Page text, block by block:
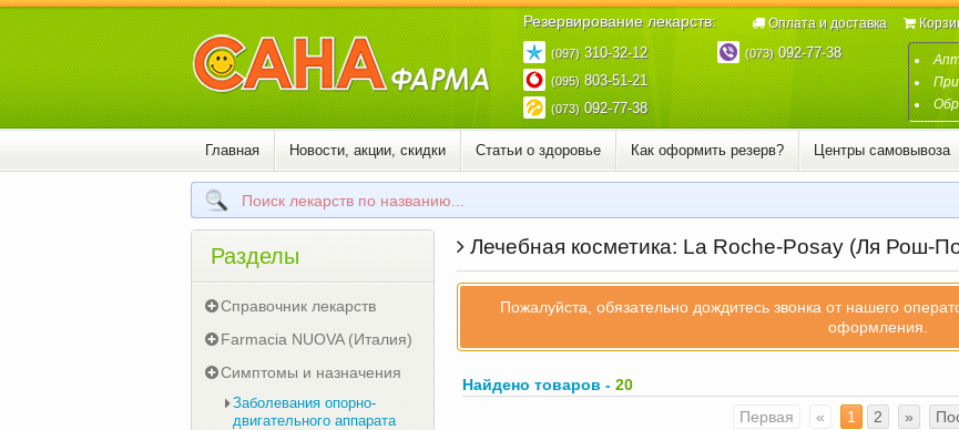
Резервирование лекарств:
(097)310-32-12
(095)803-51-21
(073)092-77-38
(073)092-77-38
Оплата и доставка
Главная Новости, акции, скидки Статьи о здоровье Как оформить резерв? Центры самовывоза
Лечебная косметика: La Roche-Posay (Ля Рош-
Пожалуйста, обязательно дождитесь звонка от нашего
оформления.
Найдено товаров - 20
Первая
« 1 2 »
Разделы
Справочник лекарств
Farmacia NUOVA (Италия)
Симптомы и назначения
Заболевания опорно-
двигательного аппарата